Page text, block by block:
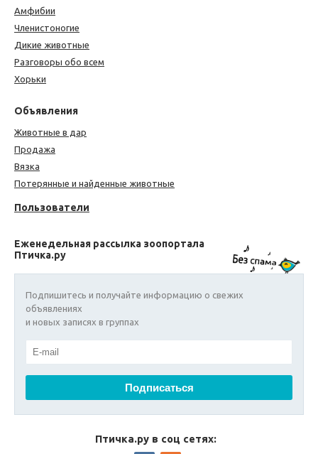
Амфибии
Членистоногие
Дикие животные
Разговоры обо всем
Хорьки
Объявления
Животные в дар
Продажа
Вязка
Потерянные и найденные животные
Пользователи
Еженедельная рассылка зоопортала
Птичка.ру
Подпишитесь и получайте информацию о свежих
объявлениях
и новых записях в группах
Птичка.ру в соц сетях: